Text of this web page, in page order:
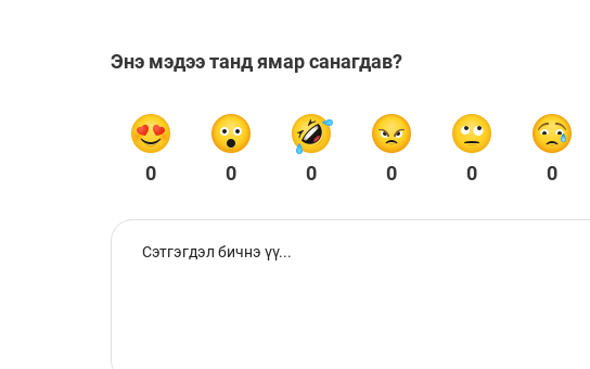
Энэ мэдээ танд ямар санагдав?
0 0 0 0 0 0